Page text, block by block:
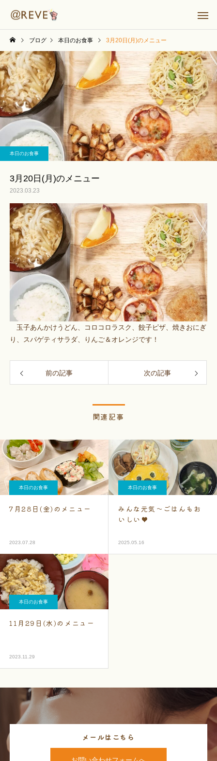
ブログ 本日のお食事 3月20日(月)のメニュー
本日のお食事
3月20日(月)のメニュー
2023.03.23
玉子あんかけうどん、コロコロラスク、餃子ピザ、焼きおにぎ
り、スパゲティサラダ、りんご＆オレンジです！
前の記事 次の記事
関連記事
本日のお食事
7月28日(金)のメニュー
2023.07.28
本日のお食事
みんな元気～ごはんもお
いしい♥
2025.05.16
本日のお食事
11月29日(水)のメニュー
2023.11.29
メールはこちら